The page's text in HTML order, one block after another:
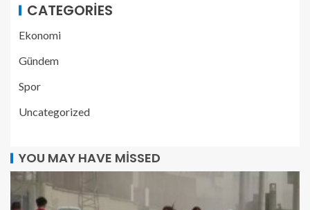
CATEGORIES
Ekonomi
Gündem
Spor
Uncategorized
YOU MAY HAVE MISSED